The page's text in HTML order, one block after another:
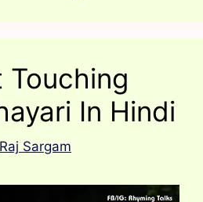
Touching
In Hindi
Raj Sargam